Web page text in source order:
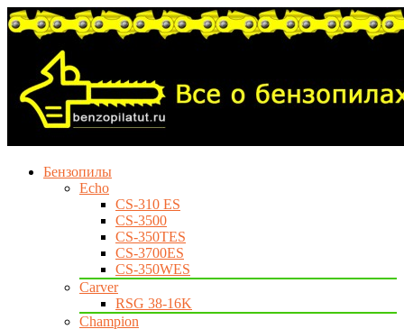
Бензопилы
Echo
CS-310 ES
CS-3500
CS-350TES
CS-3700ES
CS-350WES
Carver
RSG 38-16K
Champion